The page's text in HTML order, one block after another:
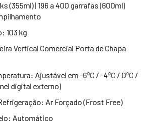
(355ml) | 196 a 400 garrafas (600ml)
103 kg
Vertical Comercial Porta de Chapa
Ajustável em -6ºC / -4ºC / 0ºC /
digital externo)
Ar Forçado (Frost Free)
Automático